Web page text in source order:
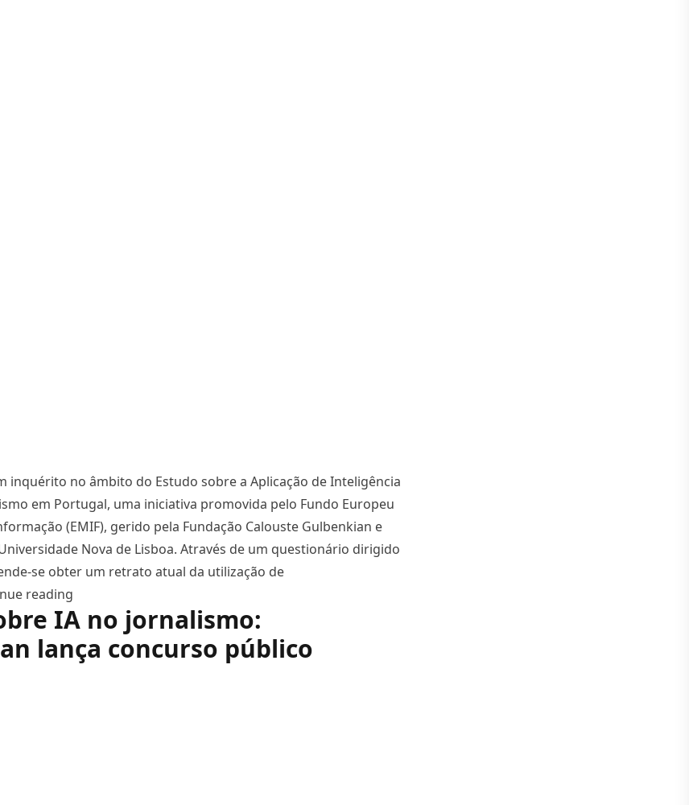
inquérito no âmbito do Estudo sobre a Aplicação de Inteligência
em Portugal, uma iniciativa promovida pelo Fundo Europeu
(EMIF), gerido pela Fundação Calouste Gulbenkian e
Nova de Lisboa. Através de um questionário dirigido
se obter um retrato atual da utilização de
reading
IA no jornalismo:
lança concurso público